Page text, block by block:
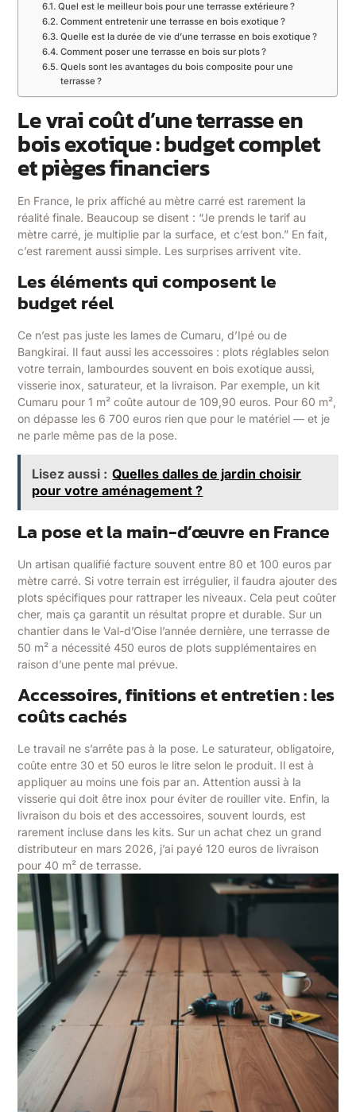
Quel est le meilleur bois pour une terrasse extérieure ?
Comment entretenir une terrasse en bois exotique ?
Quelle est la durée de vie d’une terrasse en bois exotique ?
Comment poser une terrasse en bois sur plots ?
Quels sont les avantages du bois composite pour une
terrasse ?
Le vrai coût d’une terrasse en
bois exotique : budget complet
et pièges financiers
En France, le prix affiché au mètre carré est rarement la
réalité finale. Beaucoup se disent : “Je prends le tarif au
mètre carré, je multiplie par la surface, et c’est bon.” En fait,
c’est rarement aussi simple. Les surprises arrivent vite.
Les éléments qui composent le
budget réel
Ce n’est pas juste les lames de Cumaru, d’Ipé ou de
Bangkirai. Il faut aussi les accessoires : plots réglables selon
votre terrain, lambourdes souvent en bois exotique aussi,
visserie inox, saturateur, et la livraison. Par exemple, un kit
Cumaru pour 1 m² coûte autour de 109,90 euros. Pour 60 m²,
on dépasse les 6 700 euros rien que pour le matériel — et je
ne parle même pas de la pose.
Lisez aussi : Quelles dalles de jardin choisir
pour votre aménagement ?
La pose et la main-d’œuvre en France
Un artisan qualifié facture souvent entre 80 et 100 euros par
mètre carré. Si votre terrain est irrégulier, il faudra ajouter des
plots spécifiques pour rattraper les niveaux. Cela peut coûter
cher, mais ça garantit un résultat propre et durable. Sur un
chantier dans le Val-d’Oise l’année dernière, une terrasse de
50 m² a nécessité 450 euros de plots supplémentaires en
raison d’une pente mal prévue.
Accessoires, finitions et entretien : les
coûts cachés
Le travail ne s’arrête pas à la pose. Le saturateur, obligatoire,
coûte entre 30 et 50 euros le litre selon le produit. Il est à
appliquer au moins une fois par an. Attention aussi à la
visserie qui doit être inox pour éviter de rouiller vite. Enfin, la
livraison du bois et des accessoires, souvent lourds, est
rarement incluse dans les kits. Sur un achat chez un grand
distributeur en mars 2026, j’ai payé 120 euros de livraison
pour 40 m² de terrasse.